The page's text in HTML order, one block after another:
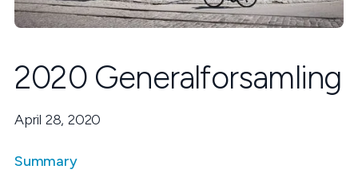
2020 Generalforsamling
April 28, 2020
Summary